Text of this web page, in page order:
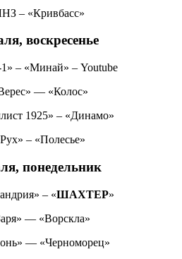
– «Кривбасс»
воскресенье
– «Минай» – Youtube
— «Колос»
1925» – «Динамо»
– «Полесье»
понедельник
– «ШАХТЕР»
— «Ворскла»
— «Черноморец»